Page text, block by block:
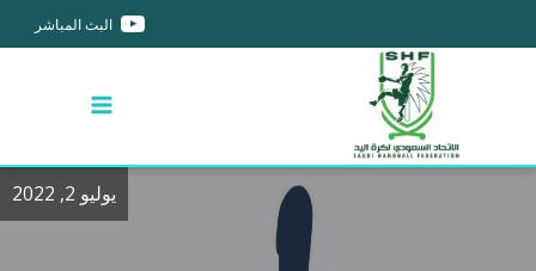
البث المباشر
يوليو 2, 2022